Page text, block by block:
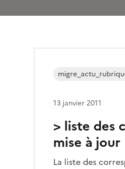
> liste des
mise à jour
La liste des
13 janvier 2011